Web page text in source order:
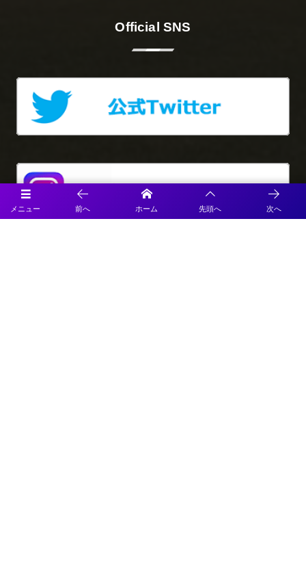
メニュー 前へ ホーム 先頭へ 次へ
Official SNS